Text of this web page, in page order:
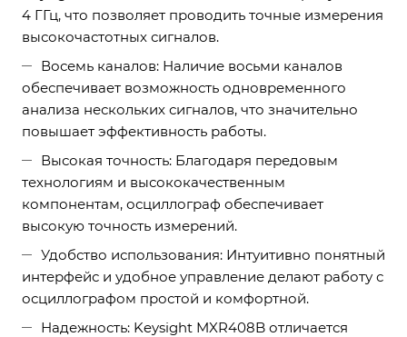
4 ГГц, что позволяет проводить точные измерения
высокочастотных сигналов.
Восемь каналов: Наличие восьми каналов
обеспечивает возможность одновременного
анализа нескольких сигналов, что значительно
повышает эффективность работы.
Высокая точность: Благодаря передовым
технологиям и высококачественным
компонентам, осциллограф обеспечивает
высокую точность измерений.
Удобство использования: Интуитивно понятный
интерфейс и удобное управление делают работу с
осциллографом простой и комфортной.
Надежность: Keysight MXR408B отличается